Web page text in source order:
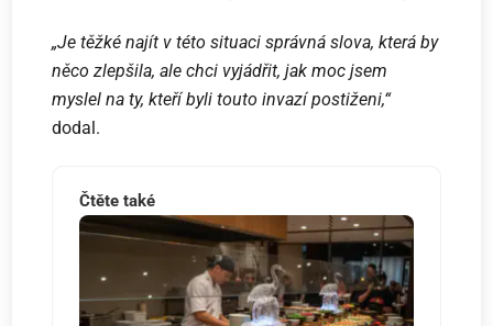
„Je těžké najít v této situaci správná slova, která by
něco zlepšila, ale chci vyjádřit, jak moc jsem
myslel na ty, kteří byli touto invazí postiženi,“
dodal.
Čtěte také